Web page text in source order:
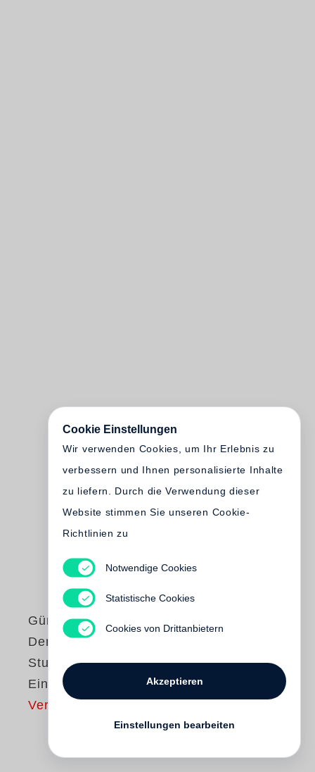
Günter Grass
Der Butt /
Studienausgabe in
Einzelbänden
Vergriffen
Cookie Einstellungen
Wir verwenden Cookies, um Ihr Erlebnis zu
verbessern und Ihnen personalisierte Inhalte
zu liefern. Durch die Verwendung dieser
Website stimmen Sie unseren Cookie-
Richtlinien zu
Notwendige Cookies
Statistische Cookies
Cookies von Drittanbietern
Akzeptieren
Einstellungen bearbeiten